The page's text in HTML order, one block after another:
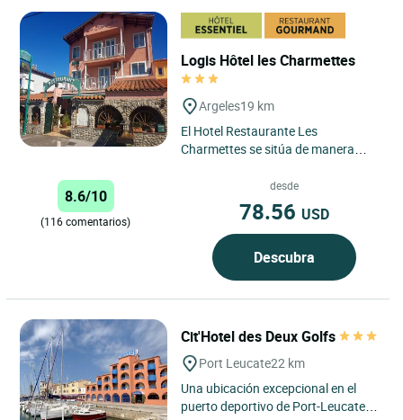
Logis Hôtel les Charmettes
Argeles19 km
El Hotel Restaurante Les
Charmettes se sitúa de manera
las playas de Argelès con sus...
8.6/10
(116 comentarios)
desde
78.56 USD
Descubra
Cit'Hotel des Deux Golfs
Port Leucate22 km
Una ubicación excepcional en el
puerto deportivo de Port-Leucate...